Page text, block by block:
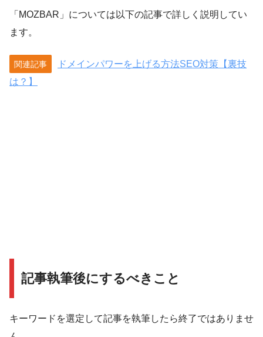
「MOZBAR」については以下の記事で詳しく説明してい
ます。
関連記事
ドメインパワーを上げる方法SEO対策【裏技
は？】
記事執筆後にするべきこと
キーワードを選定して記事を執筆したら終了ではありませ